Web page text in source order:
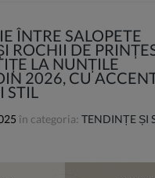
ÎNTRE SALOPETE
ROCHII DE
LA NUNȚILE
2026, CU
STIL
în categoria: TENDINȚE ȘI